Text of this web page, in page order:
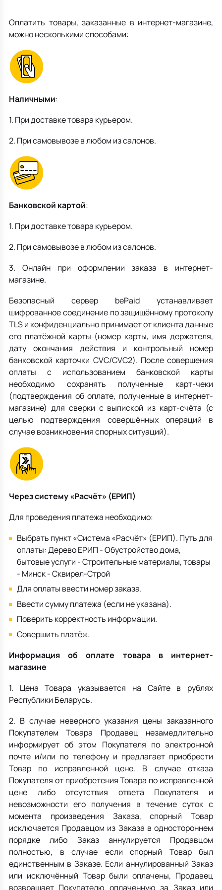
Детская посуда
Декоративные блюда
Мебель для ванной
Аксессуары для ванной
Полотенцесушители, Радиаторы
Подушки-вкладыши
Декор дома
Терраса и балкон
Оплатить товары, заказанные в интернет-магазине,
можно несколькими способами:
Наличными:
1. При доставке товара курьером.
2. При самовывозе в любом из салонов.
Банковской картой:
1. При доставке товара курьером.
2. При самовывозе в любом из салонов.
3. Онлайн при оформлении заказа в интернет-
магазине.
Безопасный сервер bePaid устанавливает
шифрованное соединение по защищённому протоколу
TLS и конфиденциально принимает от клиента данные
его платёжной карты (номер карты, имя держателя,
дату окончания действия и контрольный номер
банковской карточки CVC/CVC2). После совершения
оплаты с использованием банковской карты
необходимо сохранять полученные карт-чеки
(подтверждения об оплате, полученные в интернет-
магазине) для сверки с выпиской из карт-счёта (с
целью подтверждения совершённых операций в
случае возникновения спорных ситуаций).
Через систему «Расчёт» (ЕРИП)
Для проведения платежа необходимо:
Выбрать пункт «Система «Расчёт» (ЕРИП). Путь для
оплаты: Дерево ЕРИП - Обустройство дома,
бытовые услуги - Строительные материалы, товары
- Минск - Сквирел-Строй
Для оплаты ввести номер заказа.
Ввести сумму платежа (если не указана).
Поверить корректность информации.
Совершить платёж.
Информация об оплате товара в интернет-
магазине
1. Цена Товара указывается на Сайте в рублях
Республики Беларусь.
2. В случае неверного указания цены заказанного
Покупателем Товара Продавец незамедлительно
информирует об этом Покупателя по электронной
почте и/или по телефону и предлагает приобрести
Товар по исправленной цене. В случае отказа
Покупателя от приобретения Товара по исправленной
цене либо отсутствия ответа Покупателя и
невозможности его получения в течение суток с
момента произведения Заказа, спорный Товар
исключается Продавцом из Заказа в одностороннем
порядке либо Заказ аннулируется Продавцом
полностью, в случае если спорный Товар был
единственным в Заказе. Если аннулированный Заказ
или исключённый Товар были оплачены, Продавец
возвращает Покупателю оплаченную за Заказ или